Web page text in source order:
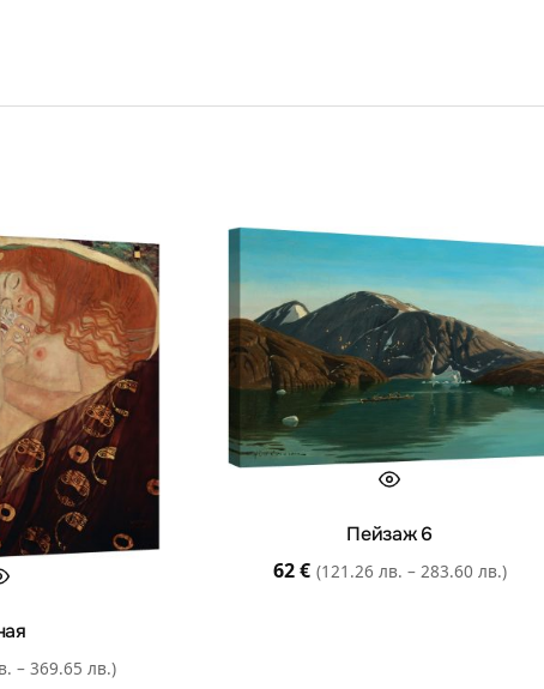
– 369.65 лв.)
Пейзаж 6
62€ (121.26 лв. – 283.60 лв.)